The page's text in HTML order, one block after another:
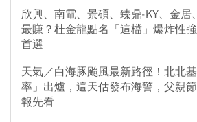
欣興、南電、景碩、臻鼎-KY、金居
最賺？杜金龍點名「這檔」爆炸性
首選
天氣／白海豚颱風最新路徑！北北
率」出爐，這天估發布海警，父親
報先看